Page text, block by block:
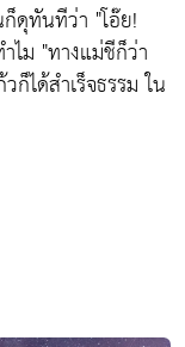
ดุทันทีว่า "โอ๊ย!
ไม "ทางแม่ชีก็ว่า
ได้สำเร็จธรรม ใน